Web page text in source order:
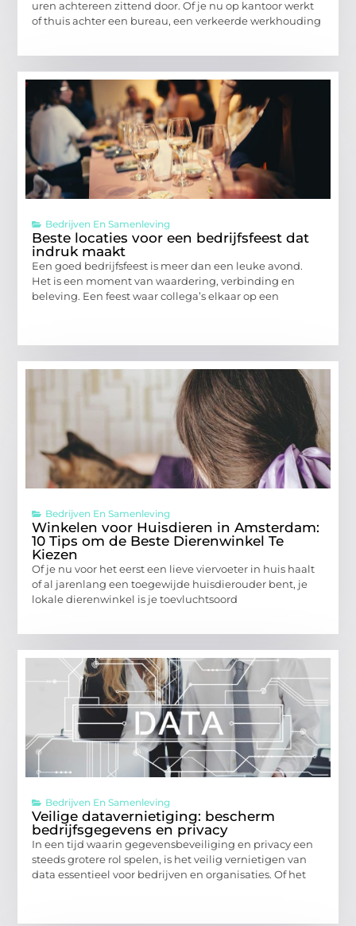
uren achtereen zittend door. Of je nu op kantoor werkt
of thuis achter een bureau, een verkeerde werkhouding
Bedrijven En Samenleving
Beste locaties voor een bedrijfsfeest dat
indruk maakt
Een goed bedrijfsfeest is meer dan een leuke avond.
Het is een moment van waardering, verbinding en
beleving. Een feest waar collega’s elkaar op een
Bedrijven En Samenleving
Winkelen voor Huisdieren in Amsterdam:
10 Tips om de Beste Dierenwinkel Te
Kiezen
Of je nu voor het eerst een lieve viervoeter in huis haalt
of al jarenlang een toegewijde huisdierouder bent, je
lokale dierenwinkel is je toevluchtsoord
Bedrijven En Samenleving
Veilige datavernietiging: bescherm
bedrijfsgegevens en privacy
In een tijd waarin gegevensbeveiliging en privacy een
steeds grotere rol spelen, is het veilig vernietigen van
data essentieel voor bedrijven en organisaties. Of het